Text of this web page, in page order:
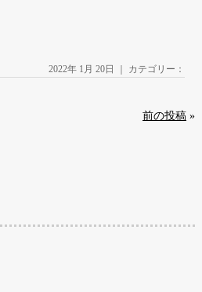
2022年 1月 20日 ｜ カテゴリー：
前の投稿 »